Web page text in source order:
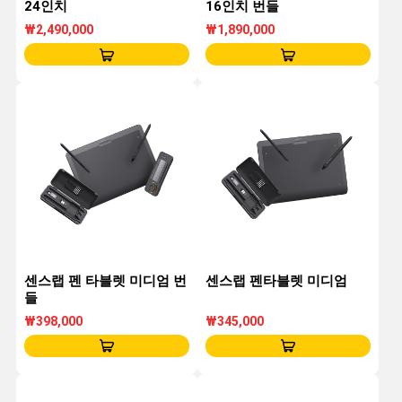
24인치
₩2,490,000
16인치 번들
₩1,890,000
센스랩 펜 타블렛 미디엄 번
들
₩398,000
센스랩 펜타블렛 미디엄
₩345,000